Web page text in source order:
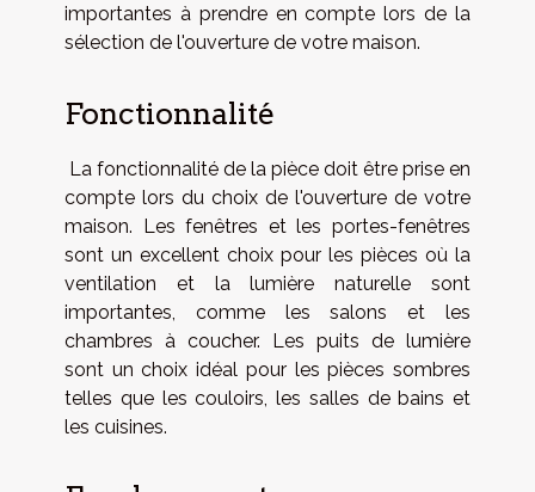
importantes à prendre en compte lors de la
sélection de l'ouverture de votre maison.
Fonctionnalité
La fonctionnalité de la pièce doit être prise en
compte lors du choix de l'ouverture de votre
maison. Les fenêtres et les portes-fenêtres
sont un excellent choix pour les pièces où la
ventilation et la lumière naturelle sont
importantes, comme les salons et les
chambres à coucher. Les puits de lumière
sont un choix idéal pour les pièces sombres
telles que les couloirs, les salles de bains et
les cuisines.